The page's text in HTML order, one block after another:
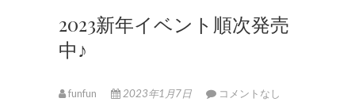
2023新年イベント順次発売
中♪
funfun 2023年1月7日 コメントなし